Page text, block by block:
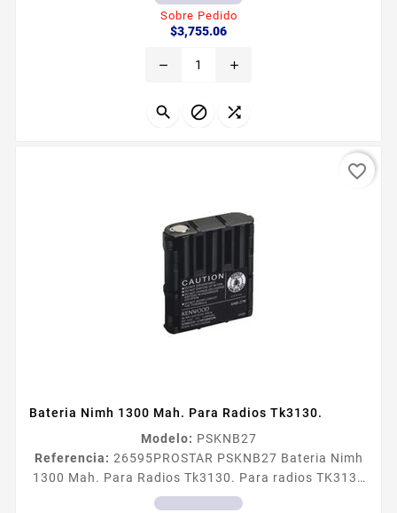
Con Cargador Microusb Int Batería con cargador
Micro USB interconstruido GOOD 2 GO de LiIon
carga en la batería y con contactos grandes para
Adaptador de pared Adaptador USB para...
Sobre Pedido
$3,755.06Precio
remove add
  
Bateria Nimh 1300 Mah. Para Radios Tk3130.
Modelo: PSKNB27
Referencia: 26595PROSTAR PSKNB27 Bateria Nimh
1300 Mah. Para Radios Tk3130. Para radios TK3130
¡Incluye garantía de un año
favorite_border